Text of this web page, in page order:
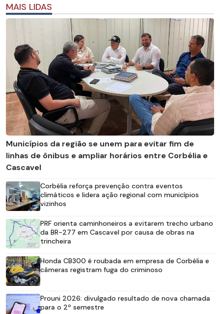
MAIS LIDAS
Municípios da região se unem para evitar fim de
linhas de ônibus e ampliar horários entre Corbélia e
Cascavel
Corbélia reforça prevenção contra eventos
climáticos e lidera ação regional com municípios
vizinhos
PRF orienta caminhoneiros a evitarem trecho urbano
da BR-277 em Cascavel por causa de obras na
trincheira
Honda CB300 é roubada em empresa de Corbélia e
câmeras registram fuga do criminoso
Prouni 2026: divulgado resultado de nova chamada
para o 2º semestre